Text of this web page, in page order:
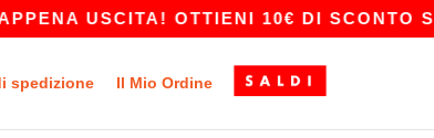
USCITA! OTTIENI 10€ DI SCONTO SU 80€
spedizione Il Mio Ordine